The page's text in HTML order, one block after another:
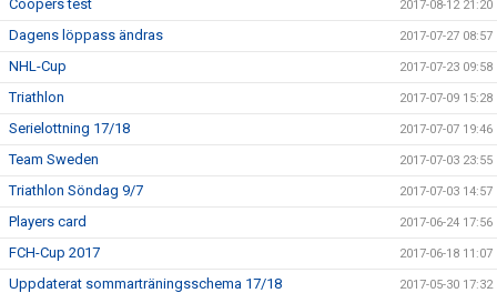
Coopers test 2017-08-12 21:20
Dagens löppass ändras 2017-07-27 08:57
NHL-Cup 2017-07-23 09:58
Triathlon 2017-07-09 15:28
Serielottning 17/18 2017-07-07 19:46
Team Sweden 2017-07-03 23:55
Triathlon Söndag 9/7 2017-07-03 14:57
Players card 2017-06-24 17:56
FCH-Cup 2017 2017-06-18 11:07
Uppdaterat sommarträningsschema 17/18 2017-05-30 17:32